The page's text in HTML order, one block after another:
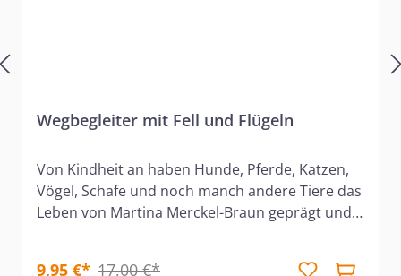
Wegbegleiter mit Fell und Flügeln
Von Kindheit an haben Hunde, Pferde, Katzen,
Vögel, Schafe und noch manch andere Tiere das
Leben von Martina Merckel-Braun geprägt und
9,95 €* 17,00 €*